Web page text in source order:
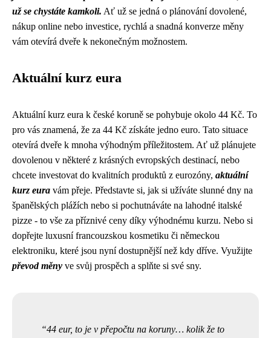
už se chystáte kamkoli. Ať už se jedná o plánování dovolené,
nákup online nebo investice, rychlá a snadná konverze měny
vám otevírá dveře k nekonečným možnostem.
Aktuální kurz eura
Aktuální kurz eura k české koruně se pohybuje okolo 44 Kč. To
pro vás znamená, že za 44 Kč získáte jedno euro. Tato situace
otevírá dveře k mnoha výhodným příležitostem. Ať už plánujete
dovolenou v některé z krásných evropských destinací, nebo
chcete investovat do kvalitních produktů z eurozóny, aktuální
kurz eura vám přeje. Představte si, jak si užíváte slunné dny na
španělských plážích nebo si pochutnáváte na lahodné italské
pizze - to vše za příznivé ceny díky výhodnému kurzu. Nebo si
dopřejte luxusní francouzskou kosmetiku či německou
elektroniku, které jsou nyní dostupnější než kdy dříve. Využijte
převod měny ve svůj prospěch a splňte si své sny.
44 eur, to je v přepočtu na koruny… kolik že to